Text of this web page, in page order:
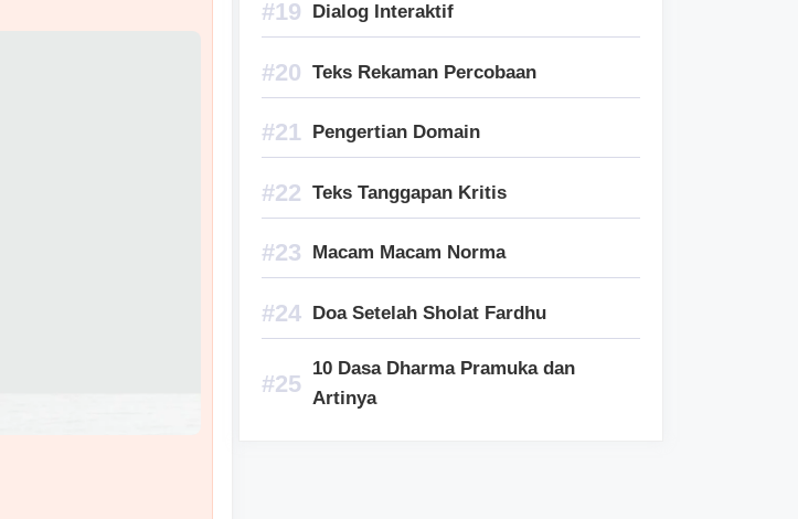
Dialog Interaktif
Teks Rekaman Percobaan
Pengertian Domain
Teks Tanggapan Kritis
Macam Macam Norma
Doa Setelah Sholat Fardhu
10 Dasa Dharma Pramuka dan
Artinya